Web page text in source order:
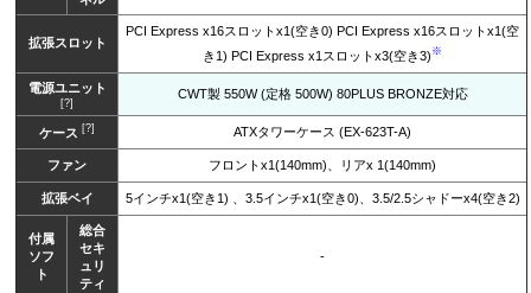
拡張スロット
PCI Express x16スロットx1(空き0) PCI Express x16スロットx1(空
き1) PCI Express x1スロットx3(空き3) ※
電源ユニット
[?]
CWT製 550W (定格 500W) 80PLUS BRONZE対応
ケース [?] ATXタワーケース (EX-623T-A)
ファン フロントx1(140mm)、リアx 1(140mm)
拡張ベイ 5インチx1(空き1) 、3.5インチx1(空き0)、3.5/2.5シャドーx4(空き2)
付属
ソフ
ト
総合
セキ
ュリ
ティ
-